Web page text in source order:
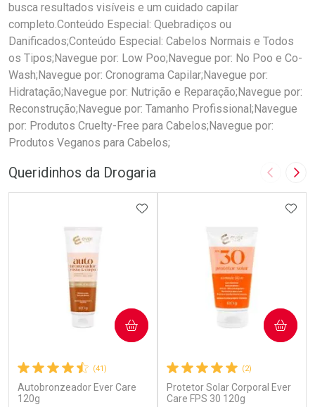
busca resultados visíveis e um cuidado capilar
completo.Conteúdo Especial: Quebradiços ou
Danificados;Conteúdo Especial: Cabelos Normais e Todos
os Tipos;Navegue por: Low Poo;Navegue por: No Poo e Co-
Wash;Navegue por: Cronograma Capilar;Navegue por:
Hidratação;Navegue por: Nutrição e Reparação;Navegue por:
Reconstrução;Navegue por: Tamanho Profissional;Navegue
por: Produtos Cruelty-Free para Cabelos;Navegue por:
Produtos Veganos para Cabelos;
Queridinhos da Drogaria Imagem
(41)
Autobronzeador Ever Care
120g
ADICIONAR AOS FAVORITOS
COMPRAR
(2)
Protetor Solar Corporal Ever
Care FPS 30 120g
COMPRAR